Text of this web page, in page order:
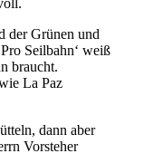
der Grünen und
Seilbahn‘ weiß
braucht.
La Paz
dann aber
Vorsteher